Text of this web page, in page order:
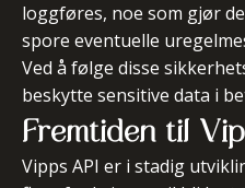
loggføres, noe som gjør
spore eventuelle
Ved å følge disse
beskytte sensitive data i
Fremtiden til
Vipps API er i stadig